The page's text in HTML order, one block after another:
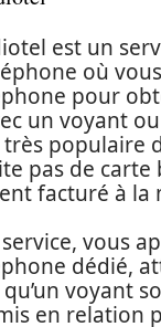
est un
où
pour
un voyant
très populaire
pas de carte
facturé à la
vous
dédié,
qu’un voyant
en relation